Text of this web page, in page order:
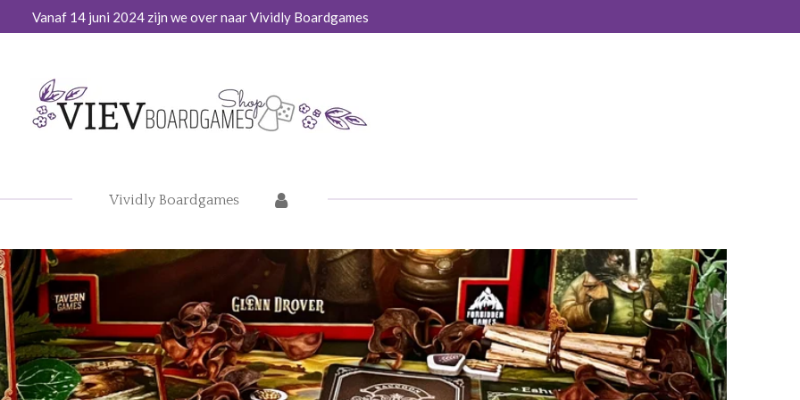
Vanaf 14 juni 2024 zijn we over naar Vividly Boardgames
Vividly Boardgames